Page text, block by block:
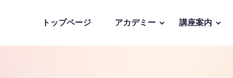
トップページ アカデミー 講座案内